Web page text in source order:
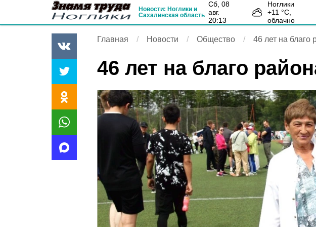
Новости: Ноглики и
Сахалинская область
сб, 08
авг.
20:13
Ноглики
+11 °С,
облачно
Главная Новости Общество 46 лет на благо
46 лет на благо